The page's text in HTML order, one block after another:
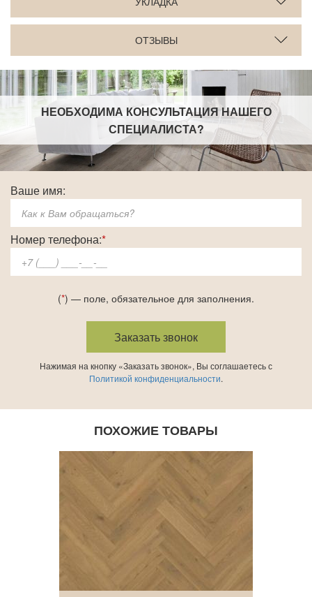
ОТЗЫВЫ
НЕОБХОДИМА КОНСУЛЬТАЦИЯ НАШЕГО
СПЕЦИАЛИСТА?
Ваше имя:
Номер телефона:*
(*) — поле, обязательное для заполнения.
Нажимая на кнопку «Заказать звонок», Вы соглашаетесь с
Политикой конфиденциальности.
ПОХОЖИЕ ТОВАРЫ